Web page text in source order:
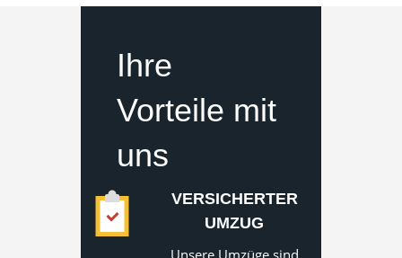
Ihre
Vorteile mit
uns
VERSICHERTER
UMZUG